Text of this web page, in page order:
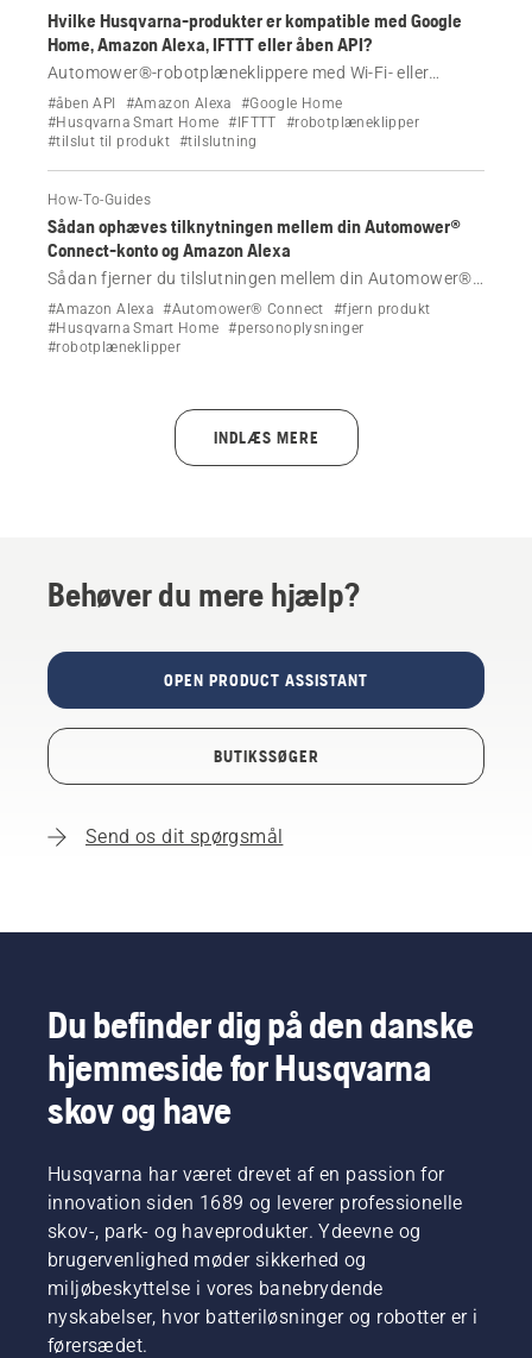
Hvilke Husqvarna-produkter er kompatible med Google
Home, Amazon Alexa, IFTTT eller åben API?
Automower®-robotplæneklippere med Wi-Fi- eller
mobilforbindelse kan styres af smarthome-tjenester.
#åben API #Amazon Alexa
#Google Home
#Husqvarna Smart Home
#IFTTT
#robotplæneklipper
#tilslut til produkt #tilslutning
How-To-Guides
Sådan ophæves tilknytningen mellem din Automower®
Connect-konto og Amazon Alexa
Sådan fjerner du tilslutningen mellem din Automower®
Connect-konto og Amazon Alexa.
#Amazon Alexa #Automower® Connect
#fjern produkt
#Husqvarna Smart Home
#personoplysninger
#robotplæneklipper
INDLÆS MERE
Behøver du mere hjælp?
OPEN PRODUCT ASSISTANT
BUTIKSSØGER
Send os dit spørgsmål
Du befinder dig på den danske
hjemmeside for Husqvarna
skov og have
Husqvarna har været drevet af en passion for
innovation siden 1689 og leverer professionelle
skov-, park- og haveprodukter. Ydeevne og
brugervenlighed møder sikkerhed og
miljøbeskyttelse i vores banebrydende
nyskabelser, hvor batteriløsninger og robotter er i
førersædet.